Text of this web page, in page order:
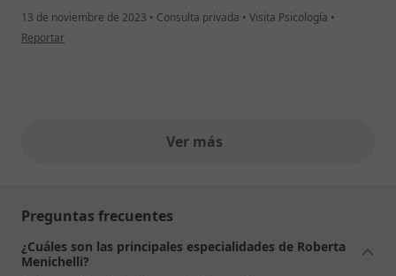
13 de noviembre de 2023 • Consulta privada • Visita Psicología •
en opinión del usuario Rosa
Reportar
Ver másopiniones anteriores
Preguntas frecuentes
¿Cuáles son las principales especialidades de Roberta
Menichelli?